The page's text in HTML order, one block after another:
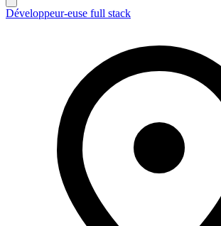
Développeur-euse full stack